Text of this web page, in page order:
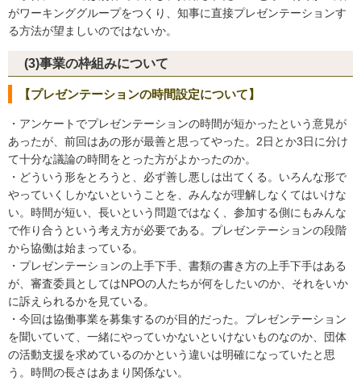
がワーキンググループをつくり、知事に直接プレゼンテーションす
る方法が望ましいのではないか。
(3)事業の枠組みについて
【プレゼンテーションの時間設定について】
・アンケートでプレゼンテーションの時間が短かったという意見が
あったが、前回はあの形が最善と思ってやった。2日とか3日に分け
て十分な議論の時間をとった方がよかったのか。
・どういう形をとろうと、必ず善し悪しは出てくる。いろんな形で
やっていくしかないということを、みんなが理解しなくてはいけな
い。時間が短い、長いという問題ではなく、参加する側にもみんな
で作り合うという考え方が必要である。プレゼンテーションの段階
から協働は始まっている。
・プレゼンテーションの上手下手、書類の書き方の上手下手はある
が、審査委員としてはNPOの人たちが何をしたいのか、それをいか
に訴えられるかを見ている。
・今回は協働事業を募集するのが目的だった。プレゼンテーション
を聞いていて、一緒にやっていかないといけないものなのか、団体
の活動支援を求めているのかという違いは明確になっていたと思
う。時間の長さはあまり関係ない。